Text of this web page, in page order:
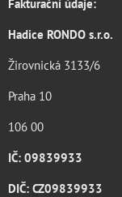
Fakturační údaje:
Hadice RONDO s.r.o.
Žirovnická 3133/6
Praha 10
106 00
IČ: 09839933
DIČ: CZ09839933